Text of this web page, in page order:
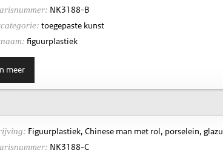
NK3188-B
toegepaste kunst
figuurplastiek
meer
Figuurplastiek, Chinese man met rol, porselein,
NK3188-C